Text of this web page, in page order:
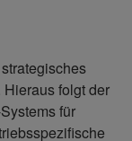
folgt der
für